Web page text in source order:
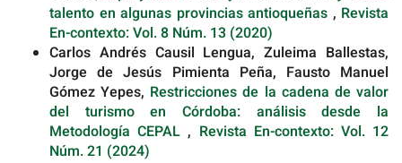
talento en algunas provincias antioqueñas , Revista
En-contexto: Vol. 8 Núm. 13 (2020)
Carlos Andrés Causil Lengua, Zuleima Ballestas,
Jorge de Jesús Pimienta Peña, Fausto Manuel
Gómez Yepes, Restricciones de la cadena de valor
del turismo en Córdoba: análisis desde la
Metodología CEPAL, Revista En-contexto: Vol. 12
Núm. 21 (2024)